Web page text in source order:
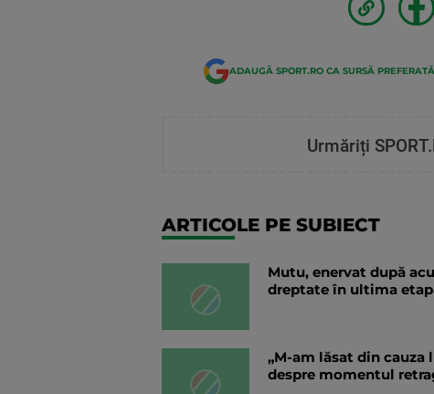
ADAUGĂ SPORT.RO CA SURSĂ PREFERATĂ
Urmăriți
ARTICOLE PE SUBIECT
Mutu, enervat după
dreptate în ultima
„M-am lăsat din cauza
despre momentul